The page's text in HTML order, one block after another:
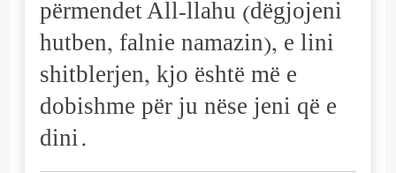
përmendet All-llahu (dëgjojeni
hutben, falnie namazin), e lini
shitblerjen, kjo është më e
dobishme për ju nëse jeni që e
dini.